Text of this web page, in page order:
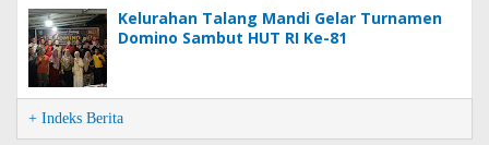
Kelurahan Talang Mandi Gelar Turnamen
Domino Sambut HUT RI Ke-81
+ Indeks Berita